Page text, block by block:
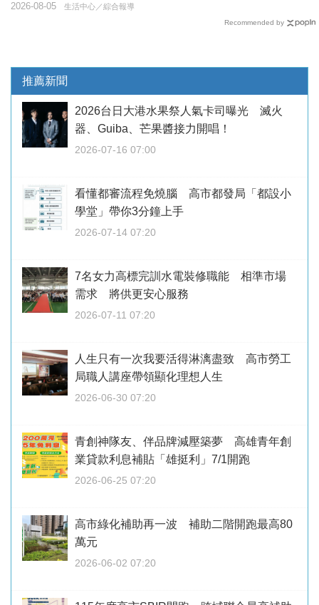
生活中心／綜合報導
2026-08-05
Recommended by
推薦新聞
2026台日大港水果祭人氣卡司曝光 滅火
器、Guiba、芒果醬接力開唱！
2026-07-16 07:00
看懂都審流程免燒腦 高市都發局「都設小
學堂」帶你3分鐘上手
2026-07-14 07:20
7名女力高標完訓水電裝修職能 相準市場
需求 將供更安心服務
2026-07-11 07:20
人生只有一次我要活得淋漓盡致 高市勞工
局職人講座帶領顯化理想人生
2026-06-30 07:20
青創神隊友、伴品牌減壓築夢 高雄青年創
業貸款利息補貼「雄挺利」7/1開跑
2026-06-25 07:20
高市綠化補助再一波 補助二階開跑最高80
萬元
2026-06-02 07:20